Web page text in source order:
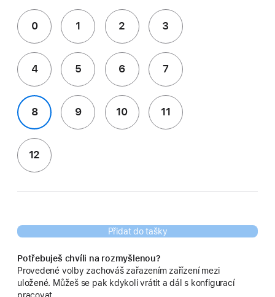
0 1 2 3
4 5 6 7
8 9 10 11
12
Přidat do tašky
Potřebuješ chvíli na rozmyšlenou?
Provedené volby zachováš zařazením zařízení mezi
uložené. Můžeš se pak kdykoli vrátit a dál s konfigurací
pracovat.